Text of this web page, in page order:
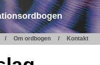
Om ordbogen Kontakt